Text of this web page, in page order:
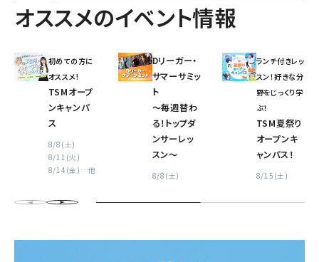
オススメのイベント情報
初めての方に
オススメ!
TSMオープ
ンキャンパ
ス
8/8(土)
8/11(火)
8/14(金) …他
Dリーガー・
サマーサミッ
ト
〜毎週替わ
る！トップダ
ンサーレッ
スン〜
8/8(土)
ランチ付きレッ
スン！好きな分
野をじっくり学
ぶ！
TSM夏祭り
オープンキ
ャンパス！
8/15(土)